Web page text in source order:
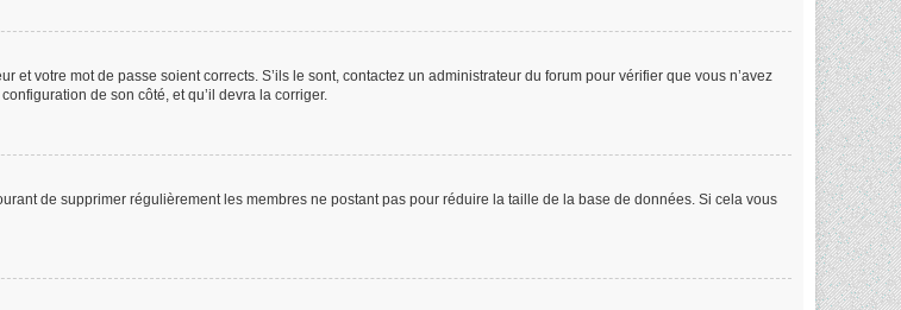
votre mot de passe soient corrects. S’ils le sont, contactez un administrateur du forum pour vérifier que vous n’avez
de son côté, et qu’il devra la corriger.
de supprimer régulièrement les membres ne postant pas pour réduire la taille de la base de données. Si cela vous